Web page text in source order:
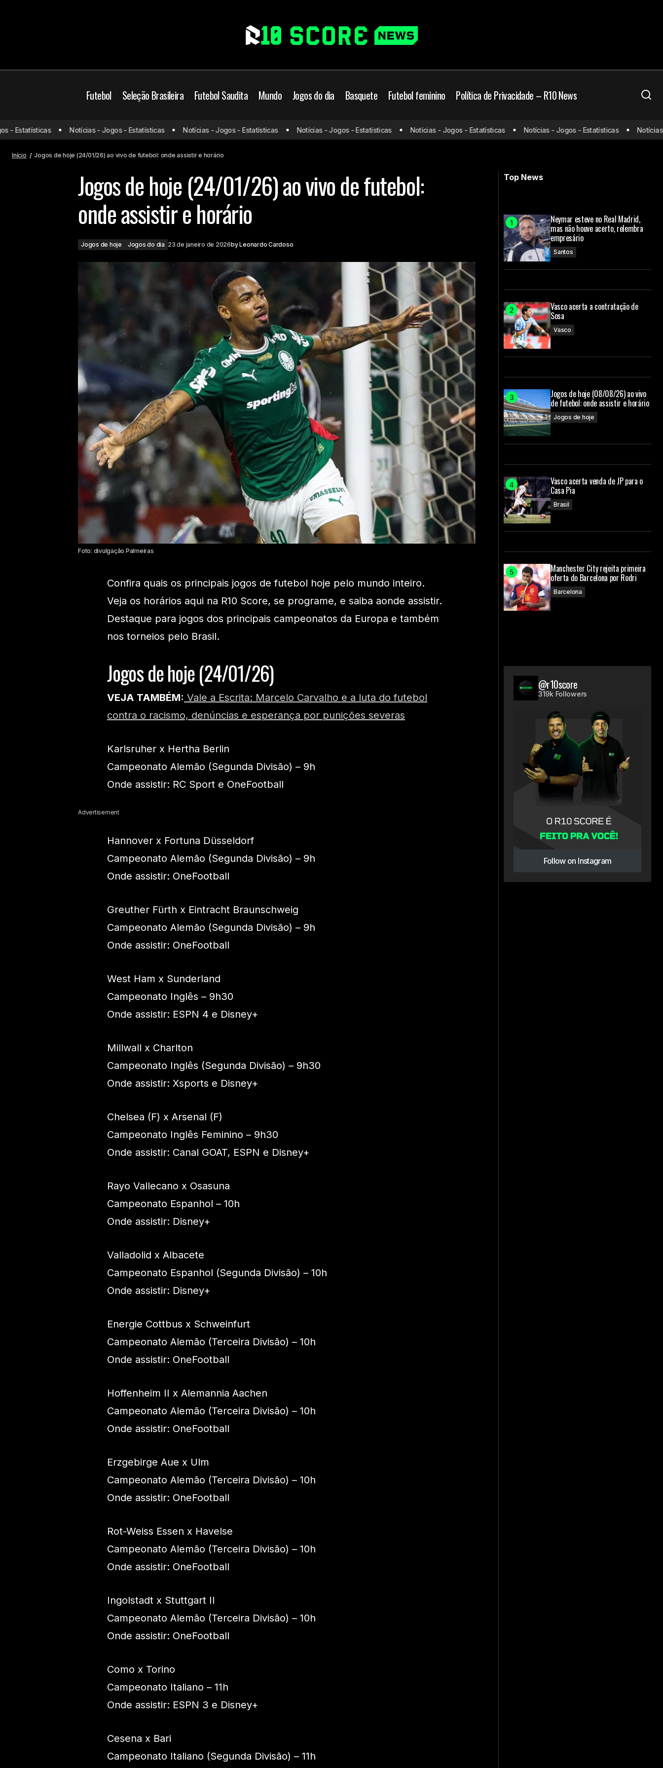
Futebol Seleção Brasileira Futebol Saudita Mundo Jogos do dia Basquete Futebol feminino Política de Privacidade – R10 News
Atlético-MG anuncia a contratação de
Mateo Cassierra para reforçar o
ataque
Jogos de hoje Jogos do dia Jogos de hoje (24/01/26) ao vivo de futebol: onde assistir e horário
Técnico do Real pede renovação de
Vini Jr
Estatísticas Notícias - Jogos - Estatísticas Notícias - Jogos - Estatísticas Notícias - Jogos - Estatísticas Notícias - Jogos - Estatísticas Notícias - Jogos - Estatísticas Notícias -
Início Jogos de hoje (24/01/26) ao vivo de futebol: onde assistir e horário
Jogos de hoje (24/01/26) ao vivo de futebol:
onde assistir e horário
Jogos de hoje Jogos do dia 23 de janeiro de 2026byLeonardo Cardoso
Foto: divulgação Palmeiras
Confira quais os principais jogos de futebol hoje pelo mundo inteiro.
Veja os horários aqui na R10 Score, se programe, e saiba aonde assistir.
Destaque para jogos dos principais campeonatos da Europa e também
nos torneios pelo Brasil.
Jogos de hoje (24/01/26)
VEJA TAMBÉM: Vale a Escrita: Marcelo Carvalho e a luta do futebol
contra o racismo, denúncias e esperança por punições severas
Karlsruher x Hertha Berlin
Campeonato Alemão (Segunda Divisão) – 9h
Onde assistir: RC Sport e OneFootball
Advertisement
Hannover x Fortuna Düsseldorf
Campeonato Alemão (Segunda Divisão) – 9h
Onde assistir: OneFootball
Greuther Fürth x Eintracht Braunschweig
Campeonato Alemão (Segunda Divisão) – 9h
Onde assistir: OneFootball
West Ham x Sunderland
Campeonato Inglês – 9h30
Onde assistir: ESPN 4 e Disney+
Millwall x Charlton
Campeonato Inglês (Segunda Divisão) – 9h30
Onde assistir: Xsports e Disney+
Chelsea (F) x Arsenal (F)
Campeonato Inglês Feminino – 9h30
Onde assistir: Canal GOAT, ESPN e Disney+
Rayo Vallecano x Osasuna
Campeonato Espanhol – 10h
Onde assistir: Disney+
Valladolid x Albacete
Campeonato Espanhol (Segunda Divisão) – 10h
Onde assistir: Disney+
Energie Cottbus x Schweinfurt
Campeonato Alemão (Terceira Divisão) – 10h
Onde assistir: OneFootball
Hoffenheim II x Alemannia Aachen
Campeonato Alemão (Terceira Divisão) – 10h
Onde assistir: OneFootball
Erzgebirge Aue x Ulm
Campeonato Alemão (Terceira Divisão) – 10h
Onde assistir: OneFootball
Rot-Weiss Essen x Havelse
Campeonato Alemão (Terceira Divisão) – 10h
Onde assistir: OneFootball
Ingolstadt x Stuttgart II
Campeonato Alemão (Terceira Divisão) – 10h
Onde assistir: OneFootball
Como x Torino
Campeonato Italiano – 11h
Onde assistir: ESPN 3 e Disney+
Cesena x Bari
Campeonato Italiano (Segunda Divisão) – 11h
Top News
Neymar esteve no Real Madrid,
mas não houve acerto, relembra
empresário
Santos
Vasco acerta a contratação de
Sosa
Vasco
Jogos de hoje (08/08/26) ao vivo
de futebol: onde assistir e horário
Jogos de hoje
Vasco acerta venda de JP para o
Casa Pia
Brasil
Manchester City rejeita primeira
oferta do Barcelona por Rodri
Barcelona
@r10score
319k Followers
Follow on Instagram